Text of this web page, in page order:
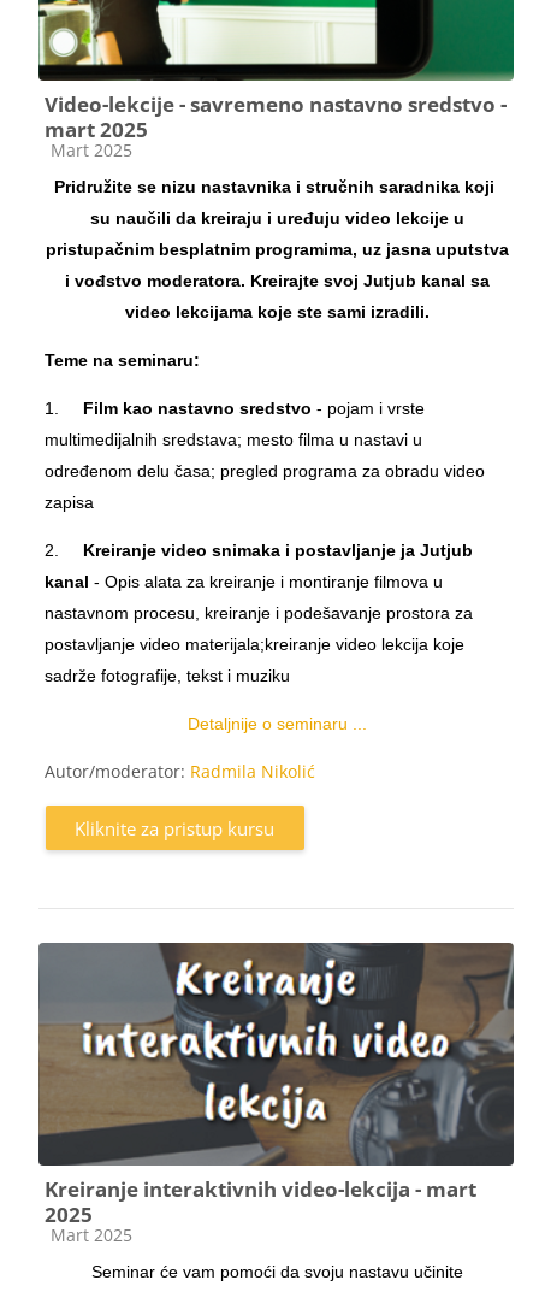
Video-lekcije - savremeno nastavno sredstvo -
mart 2025
Kategorija kursa
Mart 2025
Pridružite se nizu nastavnika i stručnih saradnika koji
su naučili da kreiraju i uređuju video lekcije u
pristupačnim besplatnim programima, uz jasna uputstva
i vođstvo moderatora. Kreirajte svoj Jutjub kanal sa
video lekcijama koje ste sami izradili.
Teme na seminaru:
1. Film kao nastavno sredstvo - pojam i vrste
multimedijalnih sredstava; mesto filma u nastavi u
određenom delu časa; pregled programa za obradu video
zapisa
2. Kreiranje video snimaka i postavljanje ja Jutjub
kanal - Opis alata za kreiranje i montiranje filmova u
nastavnom procesu, kreiranje i podešavanje prostora za
postavljanje video materijala;kreiranje video lekcija koje
sadrže fotografije, tekst i muziku
Detaljnije o seminaru ...
Autor/moderator: Radmila Nikolić
Kliknite za pristup kursu
Kreiranje interaktivnih video-lekcija - mart
2025
Kategorija kursa
Mart 2025
Seminar će vam pomoći da svoju nastavu učinite